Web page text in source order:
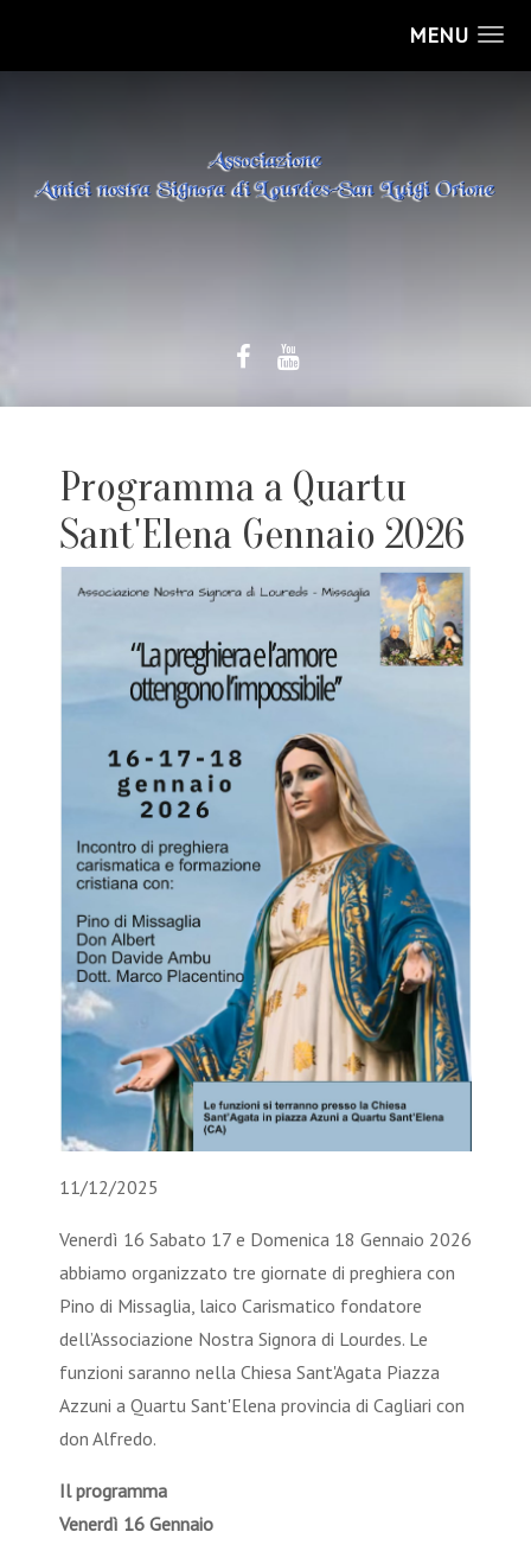
MENU
Programma a Quartu
Sant'Elena Gennaio 2026
11/12/2025
Venerdì 16 Sabato 17 e Domenica 18 Gennaio 2026
abbiamo organizzato tre giornate di preghiera con
Pino di Missaglia, laico Carismatico fondatore
dell’Associazione Nostra Signora di Lourdes. Le
funzioni saranno nella Chiesa Sant'Agata Piazza
Azzuni a Quartu Sant'Elena provincia di Cagliari con
don Alfredo.
Il programma
Venerdì 16 Gennaio